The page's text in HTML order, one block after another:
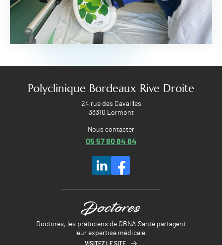
Polyclinique Bordeaux Rive Droite
24 rue des Cavailles
33310 Lormont
Nous contacter
05 57 80 84 84
Doctores, les praticiens de GBNA Santé partagent
leur expertise médicale.
VISITEZ LE SITE